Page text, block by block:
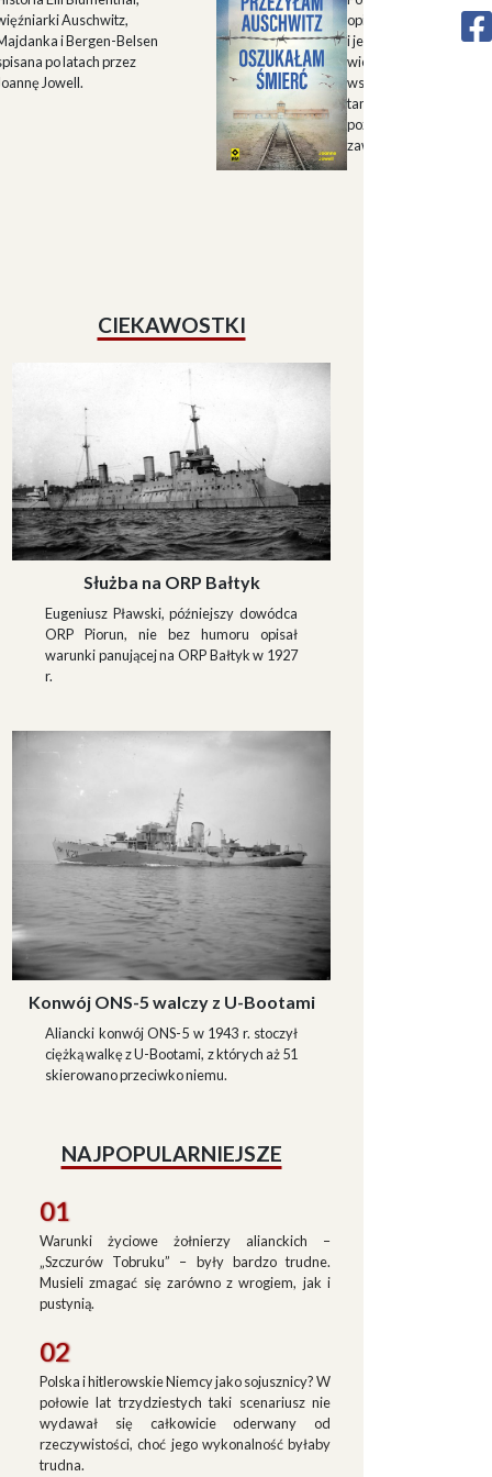
Auschwitz,
i Bergen-Belsen
po latach przez
Jowell.
opisu historii Górnego
i jego mieszkańców w
wieku oraz zapisu
wspomnień
tamtych terenów, które
pozwalają lepiej
zawiłe koleje losu
CIEKAWOSTKI
Służba na ORP Bałtyk
Eugeniusz Pławski, późniejszy dowódca
ORP Piorun, nie bez humoru opisał
warunki panującej na ORP Bałtyk w 1927
r.
Konwój ONS-5 walczy z U-Bootami
Aliancki konwój ONS-5 w 1943 r. stoczył
ciężką walkę z U-Bootami, z których aż 51
skierowano przeciwko niemu.
NAJPOPULARNIEJSZE
01
Warunki życiowe żołnierzy alianckich –
„Szczurów Tobruku” – były bardzo trudne.
Musieli zmagać się zarówno z wrogiem, jak i
pustynią.
02
Polska i hitlerowskie Niemcy jako sojusznicy? W
połowie lat trzydziestych taki scenariusz nie
wydawał się całkowicie oderwany od
rzeczywistości, choć jego wykonalność byłaby
trudna.